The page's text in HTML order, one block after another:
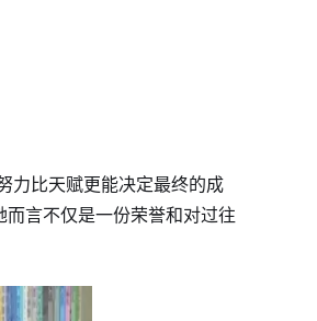
力比天赋更能决定最终的成
言不仅是一份荣誉和对过往